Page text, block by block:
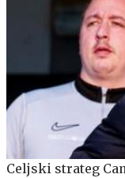
Celjski strateg